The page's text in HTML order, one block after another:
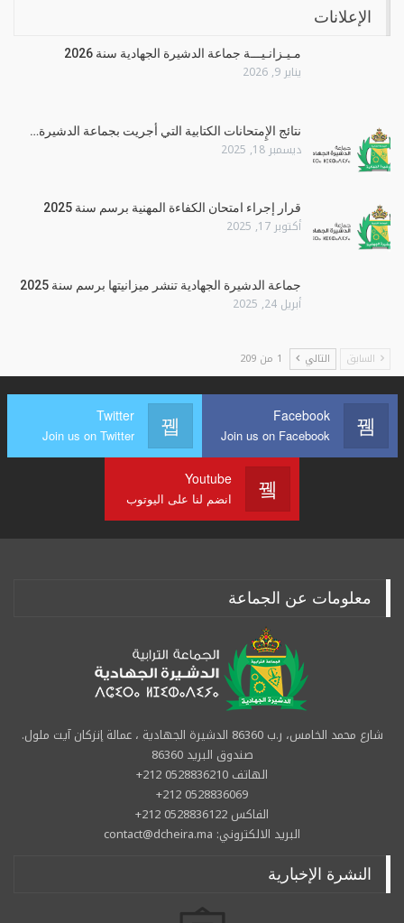
الإعلانات
مـيـزانـيـــة جماعة الدشيرة الجهادية سنة 2026
يناير 9, 2026
نتائج الإِمتحانات الكتابية التي أجريت بجماعة الدشيرة…
ديسمبر 18, 2025
قرار إجراء امتحان الكفاءة المهنية برسم سنة 2025
أكتوبر 17, 2025
جماعة الدشيرة الجهادية تنشر ميزانيتها برسم سنة 2025
أبريل 24, 2025
السابق التالي 1 من 209
Facebook
Join us on Facebook
Twitter
Join us on Twitter
Youtube
انضم لنا على اليوتوب
معلومات عن الجماعة
شارع محمد الخامس، ر.ب 86360 الدشيرة الجهادية ، عمالة إنزكان آيت ملول.
صندوق البريد 86360
الهاتف 0528836210 212+
0528836069 212+
الفاكس 0528836122 212+
البريد الالكتروني: contact@dcheira.ma
النشرة الإخبارية